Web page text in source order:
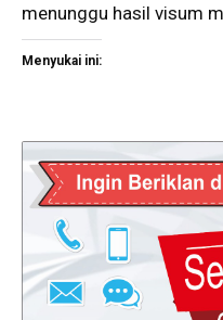
menunggu hasil visum
Menyukai ini: